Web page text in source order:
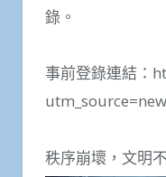
錄。
事前登錄連結：
秩序崩壞，文明